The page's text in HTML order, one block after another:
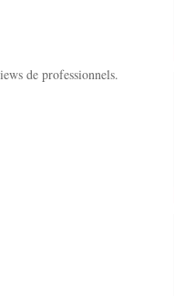
de professionnels.